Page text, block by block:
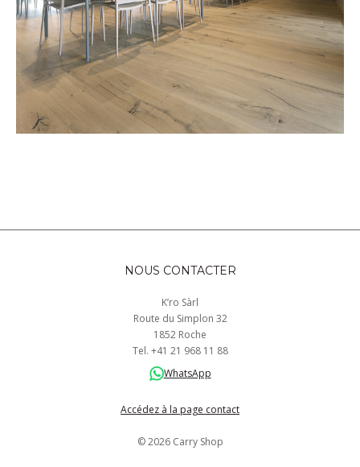
NOUS CONTACTER
K’ro Sàrl
Route du Simplon 32
1852 Roche
Tel. +41 21 968 11 88
WhatsApp
Accédez à la page contact
© 2026 Carry Shop